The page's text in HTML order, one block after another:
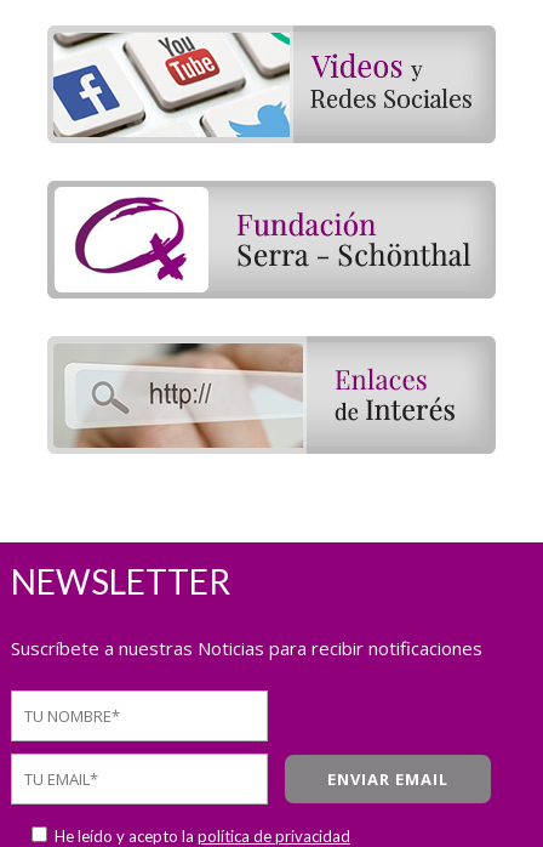
NEWSLETTER
Suscríbete a nuestras Noticias para recibir notificaciones
He leído y acepto la política de privacidad